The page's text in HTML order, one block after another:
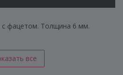
с фацетом. Толщина 6 мм.
все